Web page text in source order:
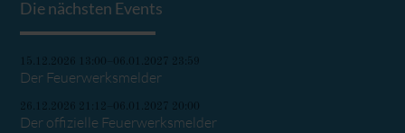
Die nächsten Events
15.12.2026 13:00–06.01.2027 23:59
Der Feuerwerksmelder
26.12.2026 21:12–06.01.2027 20:00
Der offizielle Feuerwerksmelder